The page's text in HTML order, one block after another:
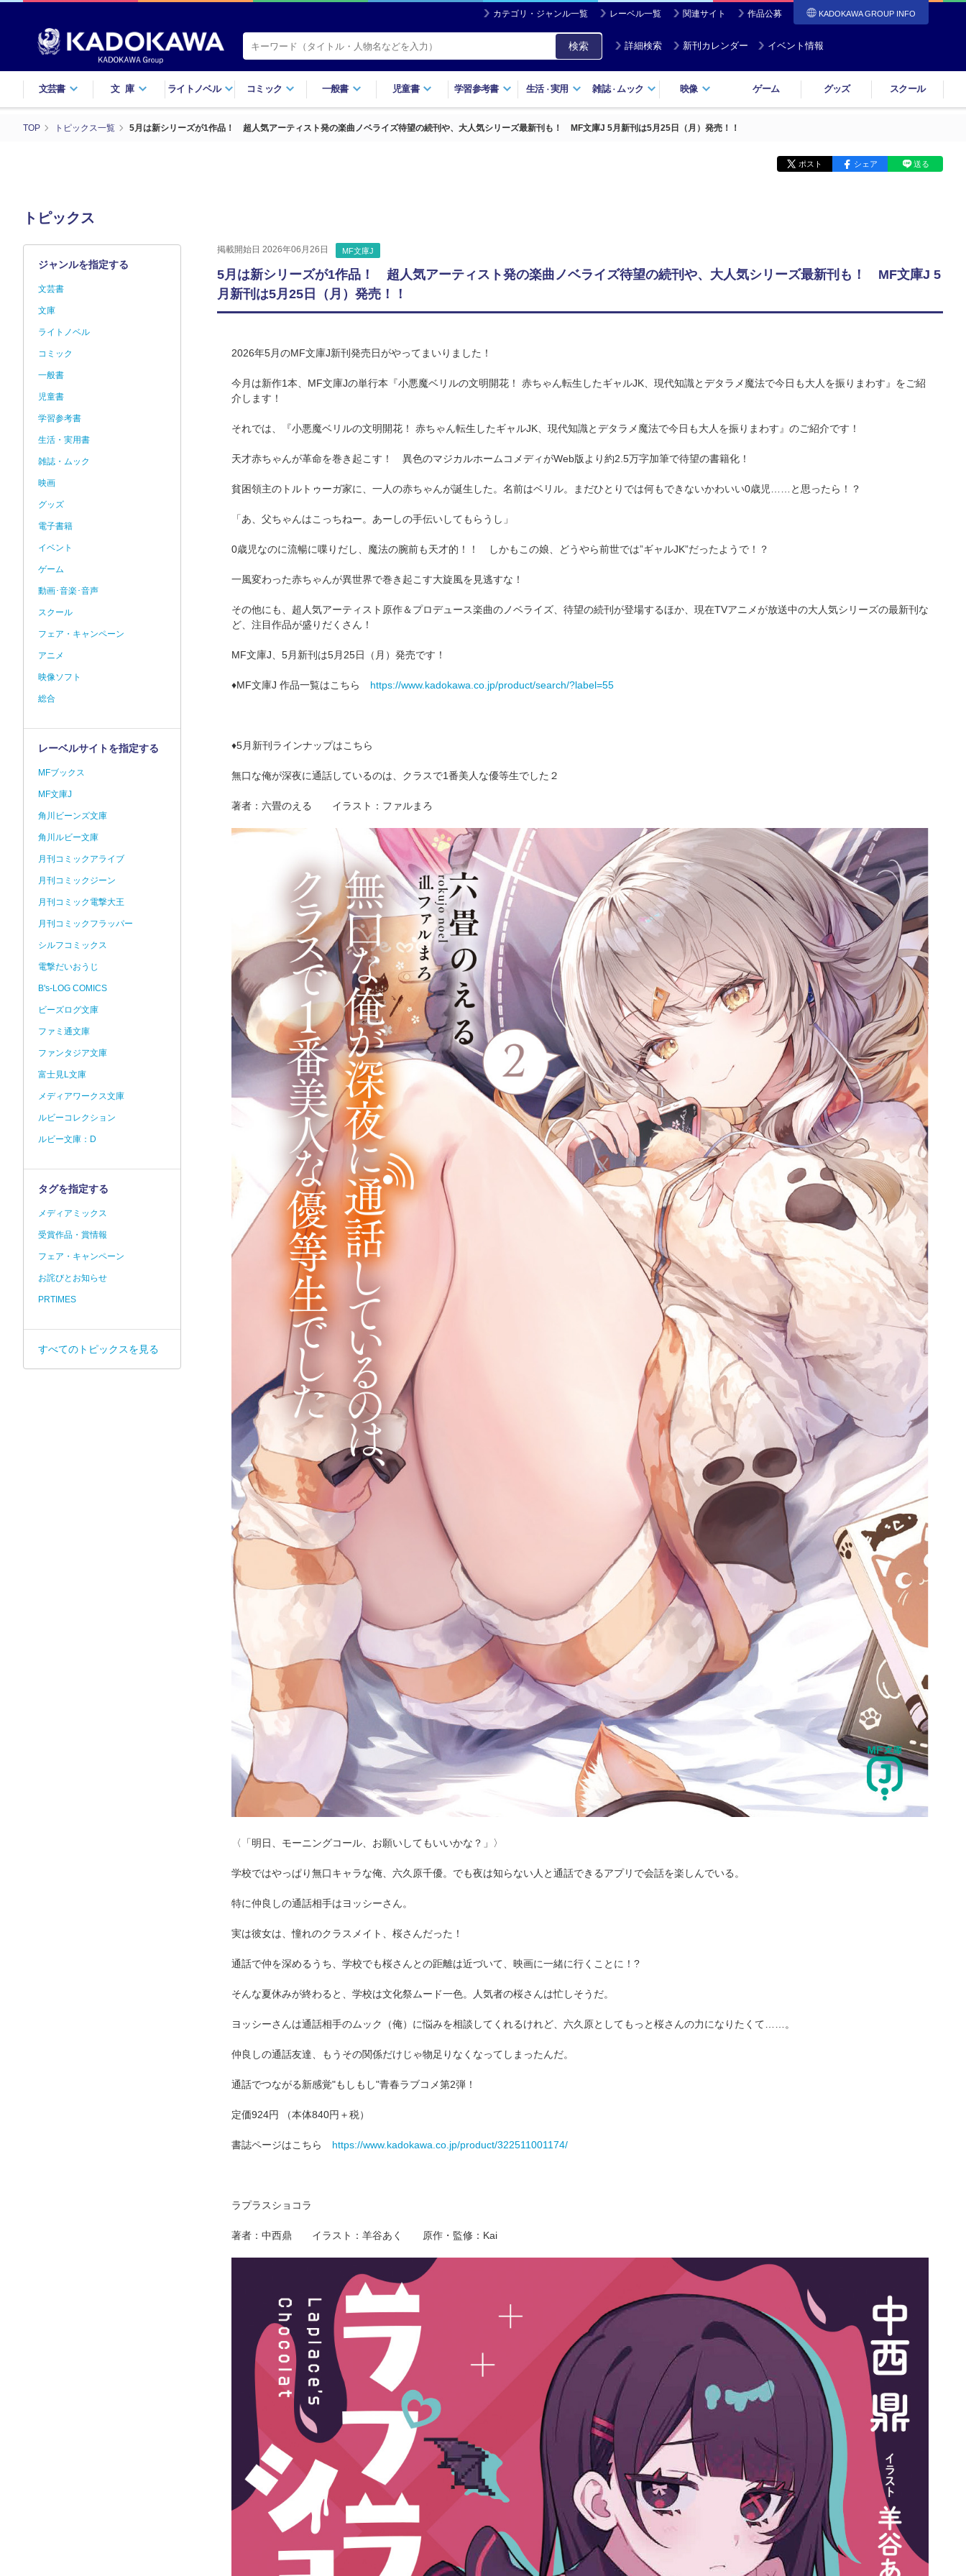
カテゴリ・ジャンル一覧 レーベル一覧 関連サイト 作品公募 KADOKAWA GROUP INFO
検索 詳細検索 新刊カレンダー イベント情報
文芸書 文庫 ライトノベル コミック 一般書 児童書 学習参考書 生活・実用 雑誌・ ムック 映像 ゲーム グッズ スクール
TOP トピックス一覧 5月は新シリーズが1作品！ 超人気アーティスト発の楽曲ノベライズ待望の続刊や、大人気シリーズ最新刊も！ MF文庫J 5月新刊は5月25日（月）発売！！
ポスト シェア 送る
トピックス
掲載開始日 2026年06月26日 MF文庫J
5月は新シリーズが1作品！ 超人気アーティスト発の楽曲ノベライズ待望の続刊や、大人気シリーズ最新刊も！ MF文庫J 5
月新刊は5月25日（月）発売！！
2026年5月のMF文庫J新刊発売日がやってまいりました！
今月は新作1本、MF文庫Jの単行本『小悪魔ベリルの文明開花！ 赤ちゃん転生したギャルJK、現代知識とデタラメ魔法で今日も大人を振りまわす』をご紹
介します！
それでは、『小悪魔ベリルの文明開花！ 赤ちゃん転生したギャルJK、現代知識とデタラメ魔法で今日も大人を振りまわす』のご紹介です！
天才赤ちゃんが革命を巻き起こす！ 異色のマジカルホームコメディがWeb版より約2.5万字加筆で待望の書籍化！
貧困領主のトルトゥーガ家に、一人の赤ちゃんが誕生した。名前はベリル。まだひとりでは何もできないかわいい0歳児……と思ったら！？
「あ、父ちゃんはこっちねー。あーしの手伝いしてもらうし」
0歳児なのに流暢に喋りだし、魔法の腕前も天才的！！ しかもこの娘、どうやら前世では”ギャルJK”だったようで！？
一風変わった赤ちゃんが異世界で巻き起こす大旋風を見逃すな！
その他にも、超人気アーティスト原作＆プロデュース楽曲のノベライズ、待望の続刊が登場するほか、現在TVアニメが放送中の大人気シリーズの最新刊な
ど、注目作品が盛りだくさん！
MF文庫J、5月新刊は5月25日（月）発売です！
♦MF文庫J 作品一覧はこちら https://www.kadokawa.co.jp/product/search/?label=55
♦5月新刊ラインナップはこちら
無口な俺が深夜に通話しているのは、クラスで1番美人な優等生でした２
著者：六畳のえる イラスト：ファルまろ
〈「明日、モーニングコール、お願いしてもいいかな？」〉
学校ではやっぱり無口キャラな俺、六久原千優。でも夜は知らない人と通話できるアプリで会話を楽しんでいる。
特に仲良しの通話相手はヨッシーさん。
実は彼女は、憧れのクラスメイト、桜さんだった！
通話で仲を深めるうち、学校でも桜さんとの距離は近づいて、映画に一緒に行くことに！?
そんな夏休みが終わると、学校は文化祭ムード一色。人気者の桜さんは忙しそうだ。
ヨッシーさんは通話相手のムック（俺）に悩みを相談してくれるけれど、六久原としてもっと桜さんの力になりたくて……。
仲良しの通話友達、もうその関係だけじゃ物足りなくなってしまったんだ。
通話でつながる新感覚"もしもし"青春ラブコメ第2弾！
定価924円 （本体840円＋税）
書誌ページはこちら https://www.kadokawa.co.jp/product/322511001174/
ラプラスショコラ
著者：中西鼎 イラスト：羊谷あく 原作・監修：Kai
ジャンルを指定する
文芸書
文庫
ライトノベル
コミック
一般書
児童書
学習参考書
生活・実用書
雑誌・ムック
映画
グッズ
電子書籍
イベント
ゲーム
動画･音楽･音声
スクール
フェア・キャンペーン
アニメ
映像ソフト
総合
レーベルサイトを指定する
MFブックス
MF文庫J
角川ビーンズ文庫
角川ルビー文庫
月刊コミックアライブ
月刊コミックジーン
月刊コミック電撃大王
月刊コミックフラッパー
シルフコミックス
電撃だいおうじ
B's-LOG COMICS
ビーズログ文庫
ファミ通文庫
ファンタジア文庫
富士見L文庫
メディアワークス文庫
ルビーコレクション
ルビー文庫：D
タグを指定する
メディアミックス
受賞作品・賞情報
フェア・キャンペーン
お詫びとお知らせ
PRTIMES
すべてのトピックスを見る